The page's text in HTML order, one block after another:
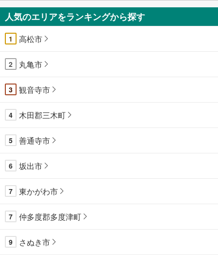
人気のエリアをランキングから探す
1 高松市
2 丸亀市
3 観音寺市
4 木田郡三木町
5 善通寺市
6 坂出市
7 東かがわ市
7 仲多度郡多度津町
9 さぬき市